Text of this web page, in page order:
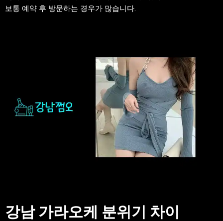
보통 예약 후 방문하는 경우가 많습니다.
강남 가라오케 분위기 차이